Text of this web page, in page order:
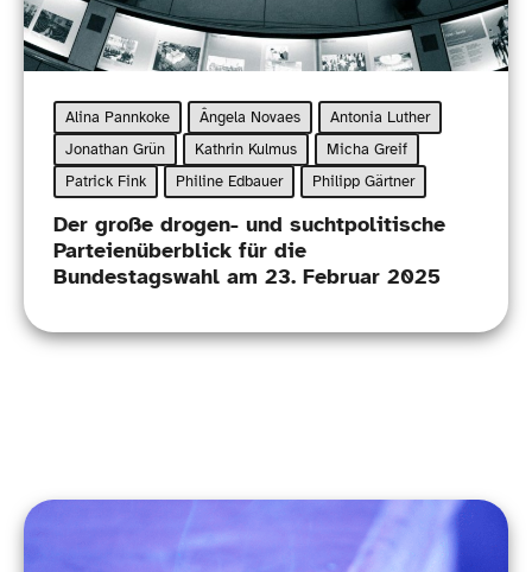
Alina Pannkoke Ângela Novaes
Antonia Luther
Jonathan Grün
Kathrin Kulmus
Micha Greif
Patrick Fink
Philine Edbauer Philipp Gärtner
Der große drogen- und suchtpolitische
Parteienüberblick für die
Bundestagswahl am 23. Februar 2025